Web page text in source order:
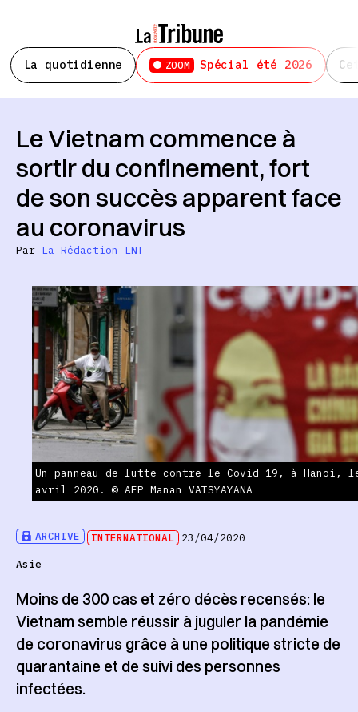
La quotidienne ZOOM Spécial été 2026
ARCHIVE INTERNATIONAL 23/04/2020
Asie
Le Vietnam commence à
sortir du confinement, fort
de son succès apparent face
au coronavirus
Par La Rédaction LNT
Un panneau de lutte contre le Covid-19, à Hanoi,
avril 2020. © AFP Manan VATSYAYANA
Moins de 300 cas et zéro décès recensés: le
Vietnam semble réussir à juguler la pandémie
de coronavirus grâce à une politique stricte de
quarantaine et de suivi des personnes
infectées.